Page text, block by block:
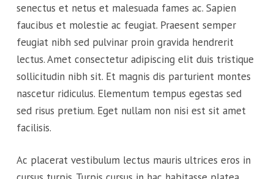
senectus et netus et malesuada fames ac. Sapien
faucibus et molestie ac feugiat. Praesent semper
feugiat nibh sed pulvinar proin gravida hendrerit
lectus. Amet consectetur adipiscing elit duis tristique
sollicitudin nibh sit. Et magnis dis parturient montes
nascetur ridiculus. Elementum tempus egestas sed
sed risus pretium. Eget nullam non nisi est sit amet
facilisis.
Ac placerat vestibulum lectus mauris ultrices eros in